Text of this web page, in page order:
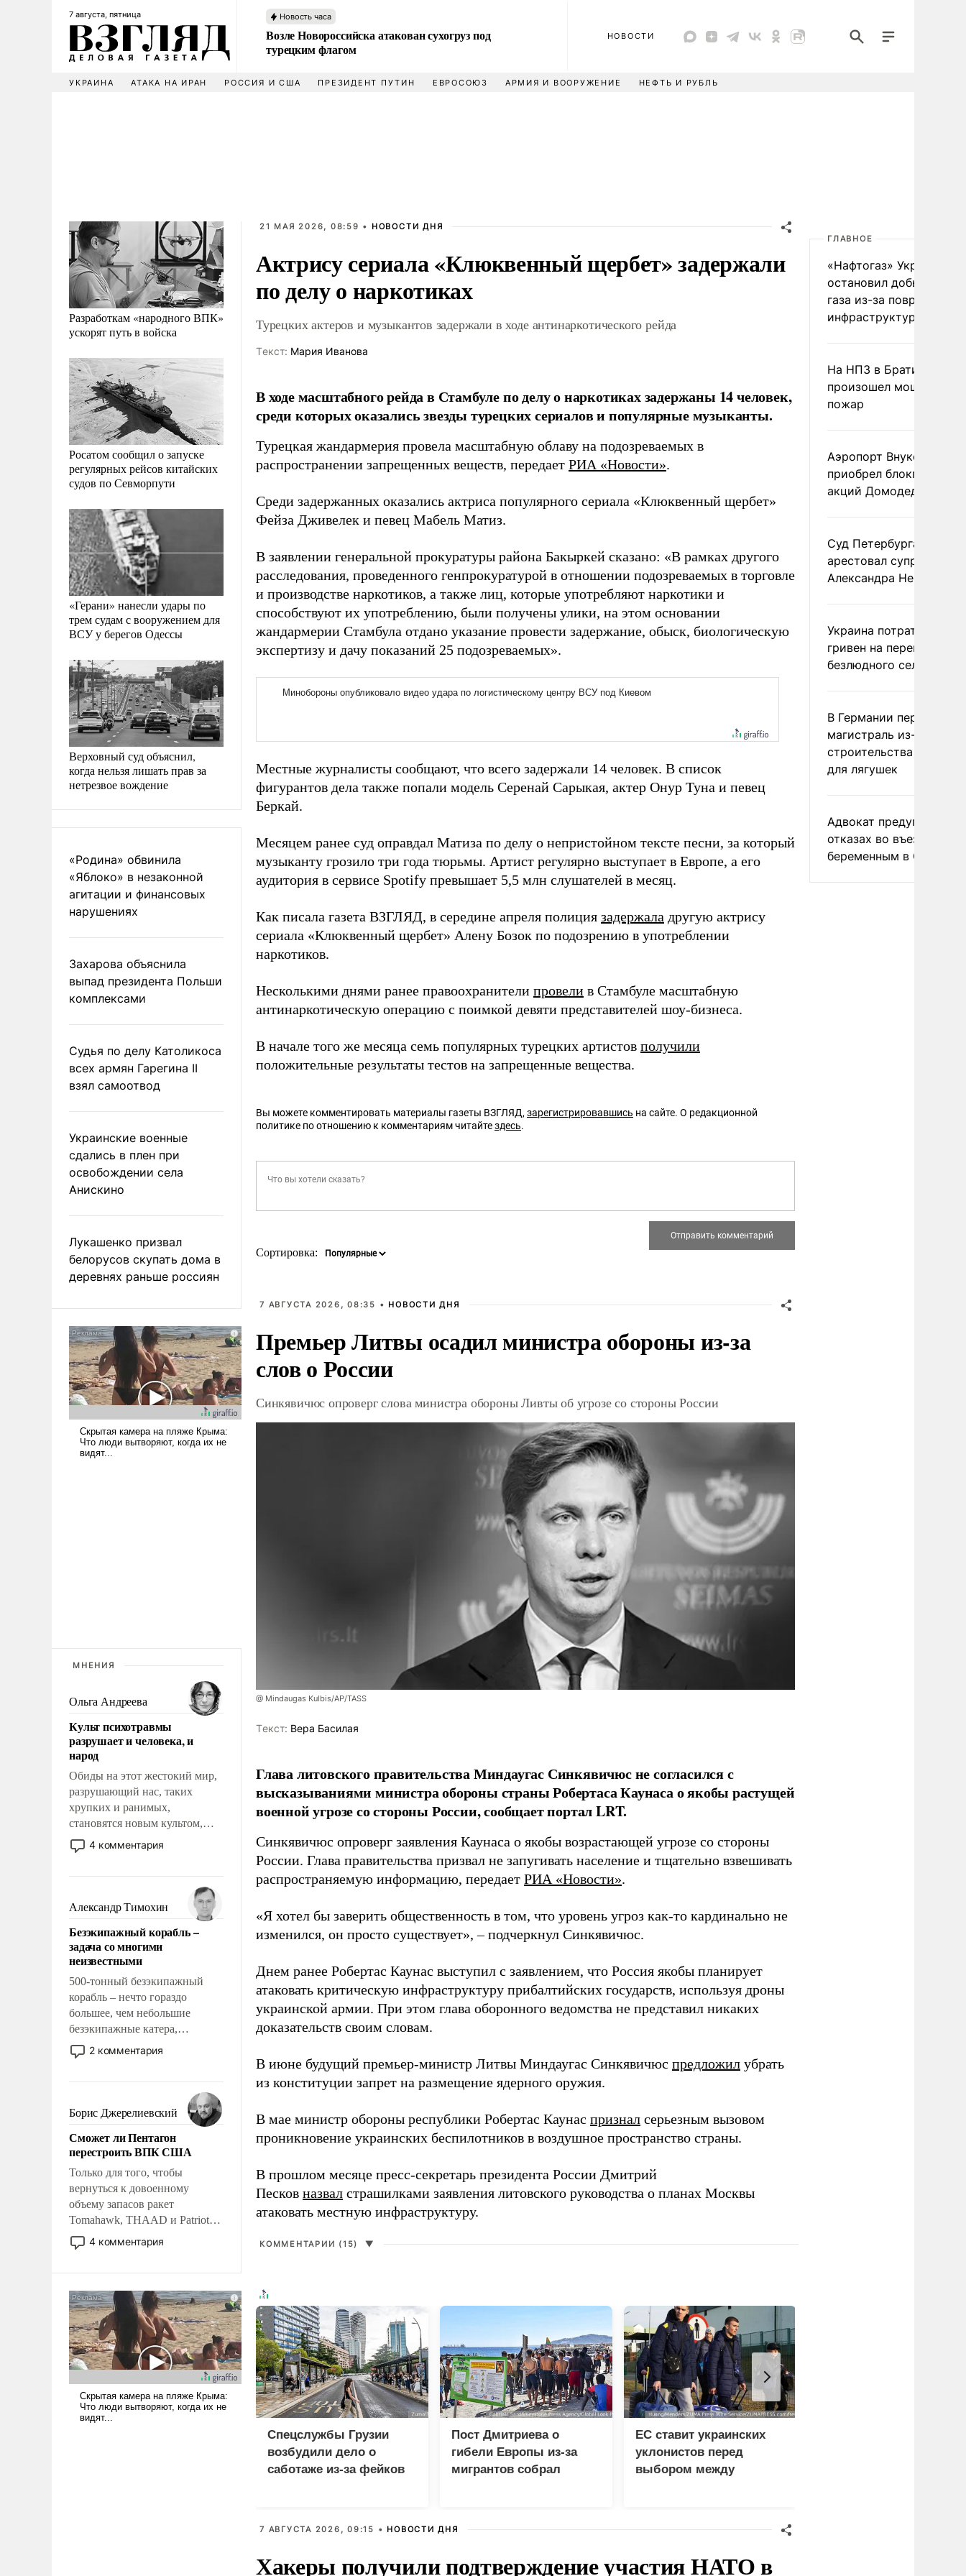
7 августа, пятница Новость часа
Возле Новороссийска атакован сухогруз под
турецким флагом
НОВОСТИ
УКРАИНА АТАКА НА ИРАН РОССИЯ И США ПРЕЗИДЕНТ ПУТИН ЕВРОСОЮЗ АРМИЯ И ВООРУЖЕНИЕ НЕФТЬ И РУБЛЬ
Разработкам «народного ВПК»
ускорят путь в войска
Росатом сообщил о запуске
регулярных рейсов китайских
судов по Севморпути
«Герани» нанесли удары по
трем судам с вооружением для
ВСУ у берегов Одессы
Верховный суд объяснил,
когда нельзя лишать прав за
нетрезвое вождение
«Родина» обвинила
«Яблоко» в незаконной
агитации и финансовых
нарушениях
Захарова объяснила
выпад президента Польши
комплексами
Судья по делу Католикоса
всех армян Гарегина II
взял самоотвод
Украинские военные
сдались в плен при
освобождении села
Анискино
Лукашенко призвал
белорусов скупать дома в
деревнях раньше россиян
МНЕНИЯ
Ольга Андреева
Культ психотравмы
разрушает и человека, и
народ
Обиды на этот жестокий мир,
разрушающий нас, таких
хрупких и ранимых,
становятся новым культом,
постепенно вытесняя и
отменяя традиционное
мужественным и твердым под
ударами судьбы, брать на себя
ответственность, помогать
слабым, идти вперед и
адаптироваться.
4 комментария
Александр Тимохин
Безэкипажный корабль –
задача со многими
неизвестными
500-тонный безэкипажный
корабль – нечто гораздо
большее, чем небольшие
безэкипажные катера,
применение которых уже
стало обыденностью. Задача по
сложна и амбициозна. Однако
и ее реализация радикально
поднимет наши боевые
возможности.
2 комментария
Борис Джерелиевский
Сможет ли Пентагон
перестроить ВПК США
Только для того, чтобы
вернуться к довоенному
объему запасов ракет
Tomahawk, THAAD и Patriot
США потребуется более трех
лет. Даже небольшая война с
Сложившаяся ситуация
означает многолетний период
уязвимости США, например,
перед Китаем.
4 комментария
21 МАЯ 2026, 08:59 • НОВОСТИ ДНЯ
Актрису сериала «Клюквенный щербет» задержали
по делу о наркотиках
Турецких актеров и музыкантов задержали в ходе антинаркотического рейда
Tекст: Мария Иванова
В ходе масштабного рейда в Стамбуле по делу о наркотиках задержаны 14 человек,
среди которых оказались звезды турецких сериалов и популярные музыканты.
Турецкая жандармерия провела масштабную облаву на подозреваемых в
распространении запрещенных веществ, передает РИА «Новости».
Среди задержанных оказались актриса популярного сериала «Клюквенный щербет»
Фейза Дживелек и певец Мабель Матиз.
В заявлении генеральной прокуратуры района Бакыркей сказано: «В рамках другого
расследования, проведенного генпрокуратурой в отношении подозреваемых в торговле
и производстве наркотиков, а также лиц, которые употребляют наркотики и
способствуют их употреблению, были получены улики, на этом основании
жандармерии Стамбула отдано указание провести задержание, обыск, биологическую
экспертизу и дачу показаний 25 подозреваемых».
Местные журналисты сообщают, что всего задержали 14 человек. В список
фигурантов дела также попали модель Серенай Сарыкая, актер Онур Туна и певец
Беркай.
Месяцем ранее суд оправдал Матиза по делу о непристойном тексте песни, за который
музыканту грозило три года тюрьмы. Артист регулярно выступает в Европе, а его
аудитория в сервисе Spotify превышает 5,5 млн слушателей в месяц.
Как писала газета ВЗГЛЯД, в середине апреля полиция задержала другую актрису
сериала «Клюквенный щербет» Алену Бозок по подозрению в употреблении
наркотиков.
Несколькими днями ранее правоохранители провели в Стамбуле масштабную
антинаркотическую операцию с поимкой девяти представителей шоу-бизнеса.
В начале того же месяца семь популярных турецких артистов получили
положительные результаты тестов на запрещенные вещества.
Вы можете комментировать материалы газеты ВЗГЛЯД, зарегистрировавшись на сайте. О редакционной
политике по отношению к комментариям читайтездесь.
Сортировка:
7 АВГУСТА 2026, 08:35 • НОВОСТИ ДНЯ
Премьер Литвы осадил министра обороны из-за
слов о России
Синкявичюс опроверг слова министра обороны Ливты об угрозе со стороны России
@ Mindaugas Kulbis/AP/TASS
Tекст: Вера Басилая
Глава литовского правительства Миндаугас Синкявичюс не согласился с
высказываниями министра обороны страны Робертаса Каунаса о якобы растущей
военной угрозе со стороны России, сообщает портал LRT.
Синкявичюс опроверг заявления Каунаса о якобы возрастающей угрозе со стороны
России. Глава правительства призвал не запугивать население и тщательно взвешивать
распространяемую информацию, передает РИА «Новости».
«Я хотел бы заверить общественность в том, что уровень угроз как-то кардинально не
изменился, он просто существует», – подчеркнул Синкявичюс.
Днем ранее Робертас Каунас выступил с заявлением, что Россия якобы планирует
атаковать критическую инфраструктуру прибалтийских государств, используя дроны
украинской армии. При этом глава оборонного ведомства не представил никаких
доказательств своим словам.
В июне будущий премьер-министр Литвы Миндаугас Синкявичюс предложил убрать
из конституции запрет на размещение ядерного оружия.
В мае министр обороны республики Робертас Каунас признал серьезным вызовом
проникновение украинских беспилотников в воздушное пространство страны.
В прошлом месяце пресс-секретарь президента России Дмитрий
Песков назвал страшилками заявления литовского руководства о планах Москвы
атаковать местную инфраструктуру.
КОММЕНТАРИИ (15) ▼
Спецслужбы Грузии
возбудили дело о
саботаже из-за фейков
Пост Дмитриева о
гибели Европы из-за
мигрантов собрал
ЕС ставит украинских
уклонистов перед
выбором между
7 АВГУСТА 2026, 09:15 • НОВОСТИ ДНЯ
Хакеры получили подтверждение участия НАТО в
ГЛАВНОЕ
«Нафтогаз» Украины
остановил добычу
газа из-за повреждения
инфраструктуры
На НПЗ в Братиславе
произошел мощный
пожар
Аэропорт Внуково
приобрел блокпакет
акций Домодедово
Суд Петербурга заочно
арестовал супругу
Александра Невзорова
Украина потратила 1
гривен на
безлюдного села
В Германии перекрыли
магистраль из-за
строительства
для лягушек
Адвокат предупредил
отказах во въезде
беременным в США